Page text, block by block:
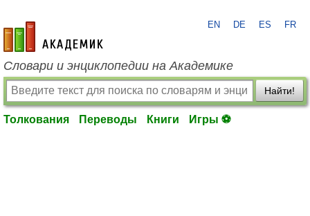
academic.ru
EN DE ES FR
Словари и энциклопедии на Академике
Найти!
Толкования Переводы Книги Игры ⚽